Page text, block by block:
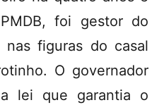
foi gestor do
figuras do casal
O governador
lei que garantia o